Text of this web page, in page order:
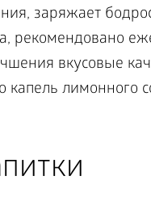
заряжает
рекомендовано
вкусовые
капель лимонного